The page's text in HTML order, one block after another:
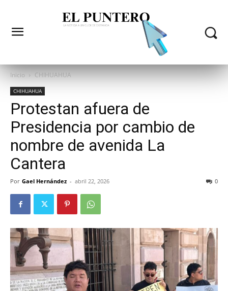
Inicio CHIHUAHUA
CHIHUAHUA
Protestan afuera de
Presidencia por cambio de
nombre de avenida La
Cantera
Por Gael Hernández - abril 22, 2026 0